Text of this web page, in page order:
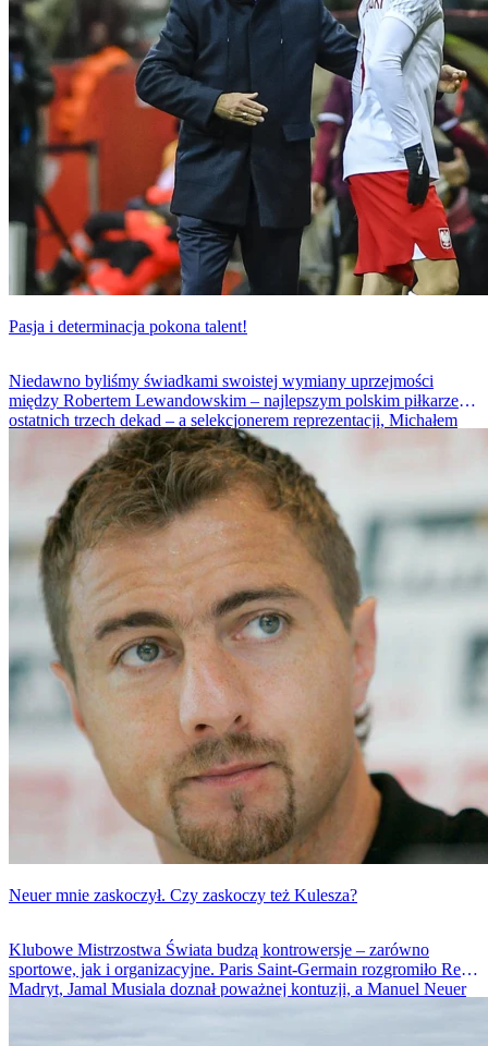
Pasja i determinacja pokona talent!
Niedawno byliśmy świadkami swoistej wymiany uprzejmości
między Robertem Lewandowskim – najlepszym polskim piłkarzem
ostatnich trzech dekad – a selekcjonerem reprezentacji, Michałem
Probierzem. Trudno było mi zrozumieć, jak w przededniu
kluczowego meczu eliminacyjnego do mistrzostw świata z Finlandią
można w tak emocjonalny sposób podchodzić do sprawy, ignorując
potencjalne konsekwencje.
Neuer mnie zaskoczył. Czy zaskoczy też Kulesza?
Klubowe Mistrzostwa Świata budzą kontrowersje – zarówno
sportowe, jak i organizacyjne. Paris Saint-Germain rozgromiło Real
Madryt, Jamal Musiala doznał poważnej kontuzji, a Manuel Neuer